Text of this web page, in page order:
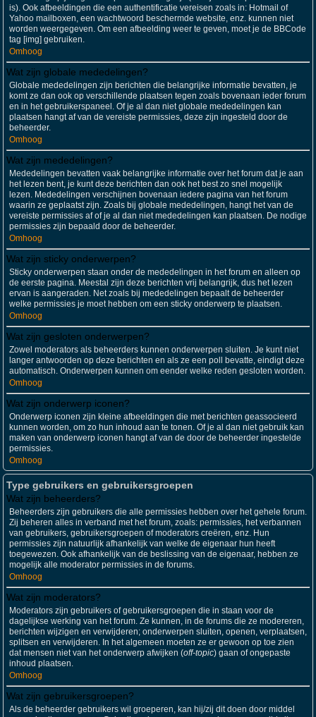
is). Ook afbeeldingen die een authentificatie vereisen zoals in: Hotmail of
Yahoo mailboxen, een wachtwoord beschermde website, enz. kunnen niet
worden weergegeven. Om een afbeelding weer te geven, moet je de BBCode
tag [img] gebruiken.
Omhoog
Wat zijn globale mededelingen?
Globale mededelingen zijn berichten die belangrijke informatie bevatten, je
komt ze dan ook op verschillende plaatsen tegen zoals bovenaan ieder forum
en in het gebruikerspaneel. Of je al dan niet globale mededelingen kan
plaatsen hangt af van de vereiste permissies, deze zijn ingesteld door de
beheerder.
Omhoog
Wat zijn mededelingen?
Mededelingen bevatten vaak belangrijke informatie over het forum dat je aan
het lezen bent, je kunt deze berichten dan ook het best zo snel mogelijk
lezen. Mededelingen verschijnen bovenaan iedere pagina van het forum
waarin ze geplaatst zijn. Zoals bij globale mededelingen, hangt het van de
vereiste permissies af of je al dan niet mededelingen kan plaatsen. De nodige
permissies zijn bepaald door de beheerder.
Omhoog
Wat zijn sticky onderwerpen?
Sticky onderwerpen staan onder de mededelingen in het forum en alleen op
de eerste pagina. Meestal zijn deze berichten vrij belangrijk, dus het lezen
ervan is aangeraden. Net zoals bij mededelingen bepaalt de beheerder
welke permissies je moet hebben om een sticky onderwerp te plaatsen.
Omhoog
Wat zijn gesloten onderwerpen?
Zowel moderators als beheerders kunnen onderwerpen sluiten. Je kunt niet
langer antwoorden op deze berichten en als ze een poll bevatte, eindigt deze
automatisch. Onderwerpen kunnen om eender welke reden gesloten worden.
Omhoog
Wat zijn onderwerp iconen?
Onderwerp iconen zijn kleine afbeeldingen die met berichten geassocieerd
kunnen worden, om zo hun inhoud aan te tonen. Of je al dan niet gebruik kan
maken van onderwerp iconen hangt af van de door de beheerder ingestelde
permissies.
Omhoog
Type gebruikers en gebruikersgroepen
Wat zijn beheerders?
Beheerders zijn gebruikers die alle permissies hebben over het gehele forum.
Zij beheren alles in verband met het forum, zoals: permissies, het verbannen
van gebruikers, gebruikersgroepen of moderators creëren, enz. Hun
permissies zijn natuurlijk afhankelijk van welke de eigenaar hun heeft
toegewezen. Ook afhankelijk van de beslissing van de eigenaar, hebben ze
mogelijk alle moderator permissies in de forums.
Omhoog
Wat zijn moderators?
Moderators zijn gebruikers of gebruikersgroepen die in staan voor de
dagelijkse werking van het forum. Ze kunnen, in de forums die ze modereren,
berichten wijzigen en verwijderen; onderwerpen sluiten, openen, verplaatsen,
splitsen en verwijderen. In het algemeen moeten ze er gewoon op toe zien
dat mensen niet van het onderwerp afwijken (off-topic) gaan of ongepaste
inhoud plaatsen.
Omhoog
Wat zijn gebruikersgroepen?
Als de beheerder gebruikers wil groeperen, kan hij/zij dit doen door middel